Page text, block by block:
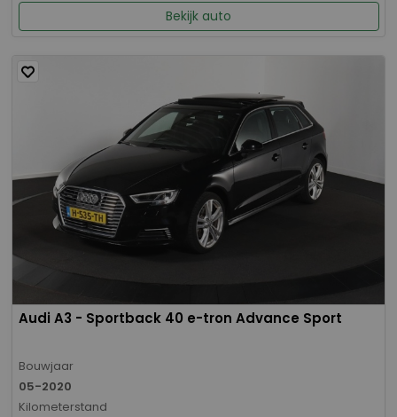
Bekijk auto
Audi A3 - Sportback 40 e-tron Advance Sport
Bouwjaar
05-2020
Kilometerstand